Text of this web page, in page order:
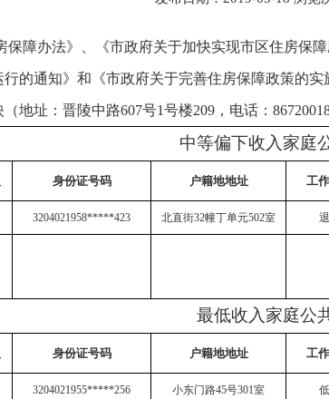
保障办法》、《市政府关于加快实现市区住房保
的通知》和《市政府关于完善住房保障政策的
地址：晋陵中路607号1号楼209，电话：
中等偏下收入家庭
身份证号码 户籍地地址 工
3204021958*****423 北直街32幢丁单元502室
最低收入家庭公
身份证号码 户籍地地址 工
3204021955*****256 小东门路45号301室